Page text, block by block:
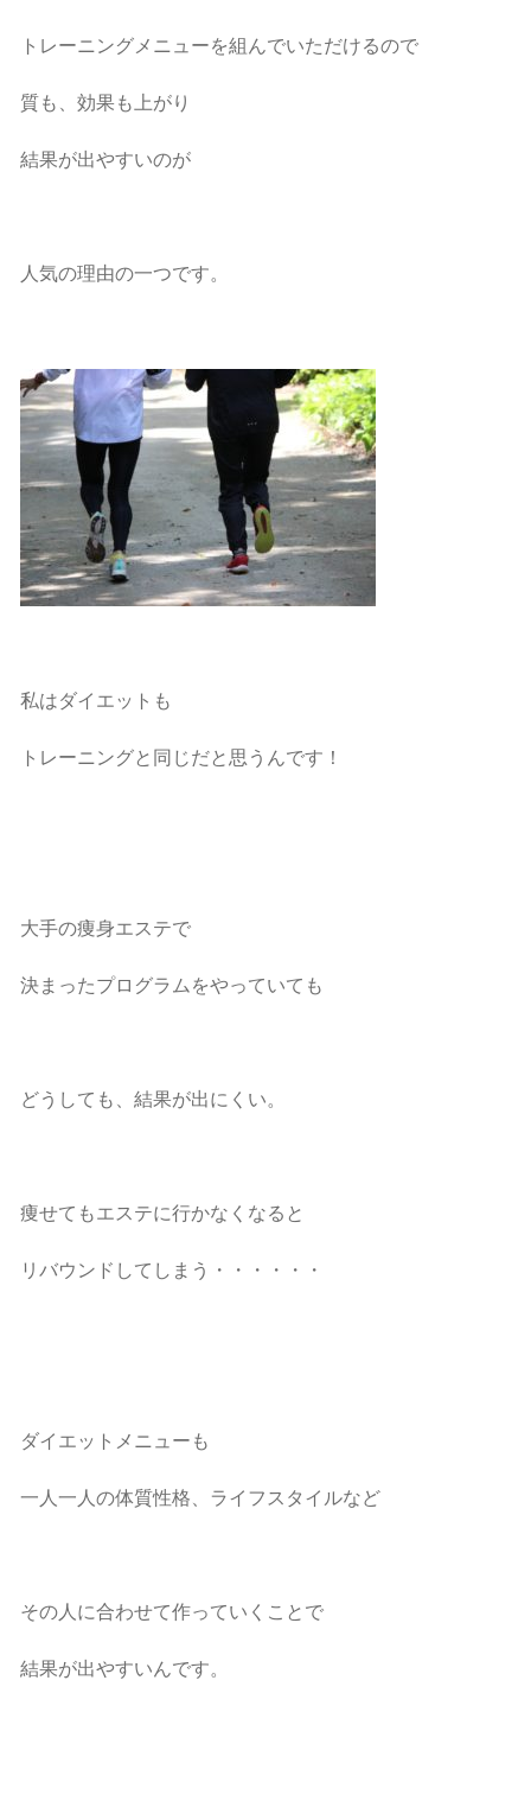
トレーニングメニューを組んでいただけるので
質も、効果も上がり
結果が出やすいのが
人気の理由の一つです。
私はダイエットも
トレーニングと同じだと思うんです！
大手の痩身エステで
決まったプログラムをやっていても
どうしても、結果が出にくい。
痩せてもエステに行かなくなると
リバウンドしてしまう・・・・・・
ダイエットメニューも
一人一人の体質性格、ライフスタイルなど
その人に合わせて作っていくことで
結果が出やすいんです。